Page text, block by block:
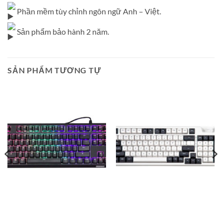
Phần mềm tùy chỉnh ngôn ngữ Anh – Việt.
Sản phẩm bảo hành 2 năm.
SẢN PHẨM TƯƠNG TỰ